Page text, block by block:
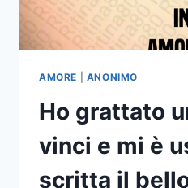
AMORE ANONIMO
Ho grattato
vinci e mi è
scritta il